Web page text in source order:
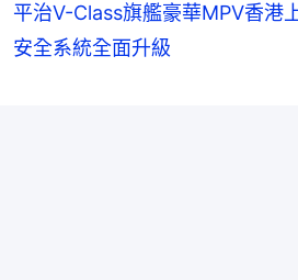
平治V-Class旗艦豪華MPV香港
安全系統全面升級